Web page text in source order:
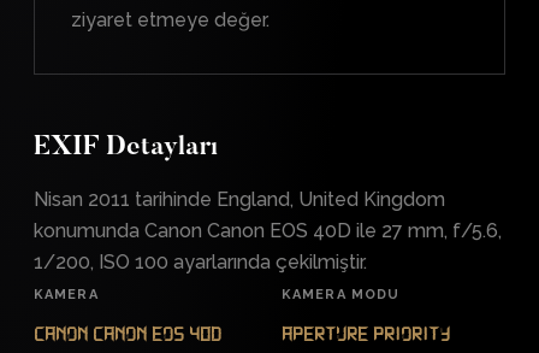
ziyaret etmeye değer.
EXIF Detayları
Nisan 2011 tarihinde England, United Kingdom
konumunda Canon Canon EOS 40D ile 27 mm, f/5.6,
1/200, ISO 100 ayarlarında çekilmiştir.
KAMERA
Canon Canon EOS 40D
KAMERA MODU
Aperture Priority